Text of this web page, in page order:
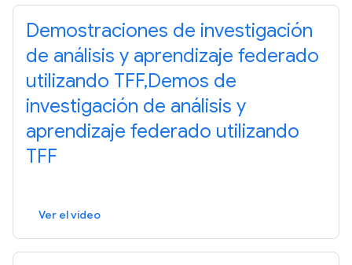
Demostraciones de investigación
de análisis y aprendizaje federado
utilizando TFF,Demos de
investigación de análisis y
aprendizaje federado utilizando
TFF
Ver el vídeo